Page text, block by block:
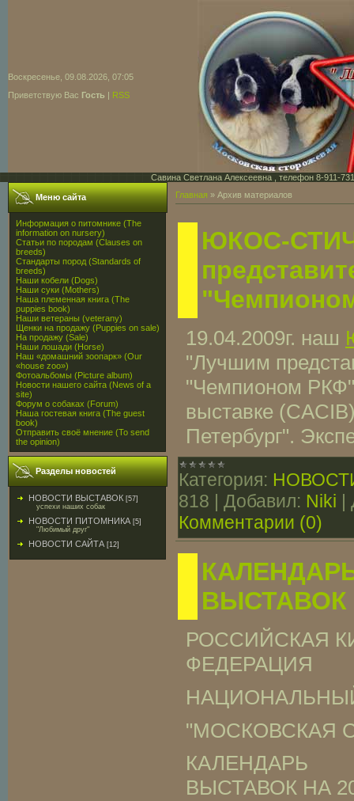
Воскресенье, 09.08.2026, 07:05
Приветствую Вас Гость | RSS
Савина Светлана Алексеевна , телефон 8-911-
Меню сайта
Информация о питомнике (The
information on nursery)
Статьи по породам (Clauses on
breeds)
Стандарты пород (Standards of
breeds)
Наши кобели (Dogs)
Наши суки (Mothers)
Наша племенная книга (The
puppies book)
Наши ветераны (veterany)
Щенки на продажу (Puppies on sale)
На продажу (Sale)
Наши лошади (Horse)
Наш «домашний зоопарк» (Our
«house zoo»)
Фотоальбомы (Picture album)
Новости нашего сайта (News of a
site)
Форум о собаках (Forum)
Наша гостевая книга (The guest
book)
Отправить своё мнение (To send
the opinion)
Разделы новостей
НОВОСТИ ВЫСТАВОК [57]
успехи наших собак
НОВОСТИ ПИТОМНИКА [5]
"Любимый друг"
НОВОСТИ САЙТА [12]
Главная » Архив материалов
ЮКОС-
19.04.2009г. наш
"Лучшим
"Чемпионом
выставке
Петербург".
Категория:
818
Добавил: Niki
Комментарии (0)
ВЫСТАВОК
РОССИЙСКАЯ
ФЕДЕРАЦИЯ
"МОСКОВСКАЯ
ВЫСТАВОК НА